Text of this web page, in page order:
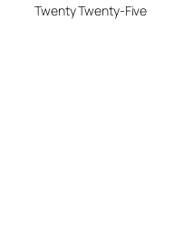
Twenty Twenty-Five